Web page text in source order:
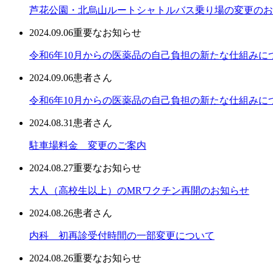
芦花公園・北烏山ルートシャトルバス乗り場の変更の
2024.09.06重要なお知らせ
令和6年10月からの医薬品の自己負担の新たな仕組みに
2024.09.06患者さん
令和6年10月からの医薬品の自己負担の新たな仕組みに
2024.08.31 患者さん
駐車場料金 変更のご案内
2024.08.27重要なお知らせ
大人（高校生以上）のMRワクチン再開のお知らせ
2024.08.26患者さん
内科 初再診受付時間の一部変更について
2024.08.26重要なお知らせ